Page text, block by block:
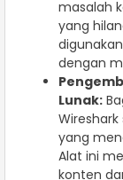
masalah
yang
dengan
Lunak:
yang
Alat ini
konten